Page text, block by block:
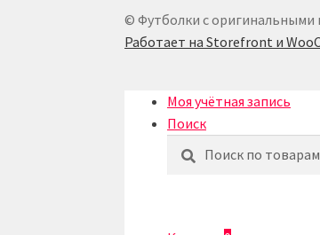
© Футболки с оригинальными
Работает на Storefront и
Моя учётная запись
Поиск